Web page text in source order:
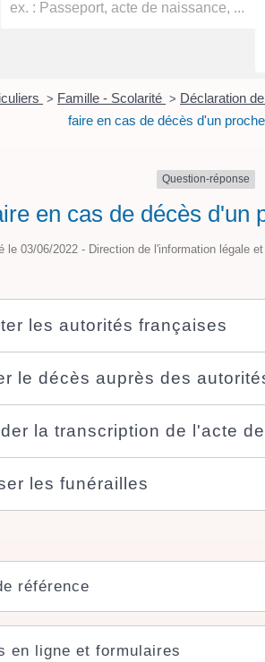
> Famille - Scolarité > Déclaration
faire en cas de décès d'un
Question-réponse
en cas de décès d'un
le 03/06/2022 - Direction de l'information légale
les autorités françaises
le décès auprès des
la transcription de l'acte
les funérailles
référence
en ligne et formulaires